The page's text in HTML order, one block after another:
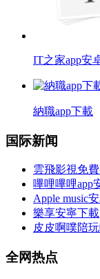
IT之家app安
納職app下載
国际新闻
雲飛影視免
嗶哩嗶哩app
Apple music
樂享安寧下載
皮皮啊噗陪
全网热点